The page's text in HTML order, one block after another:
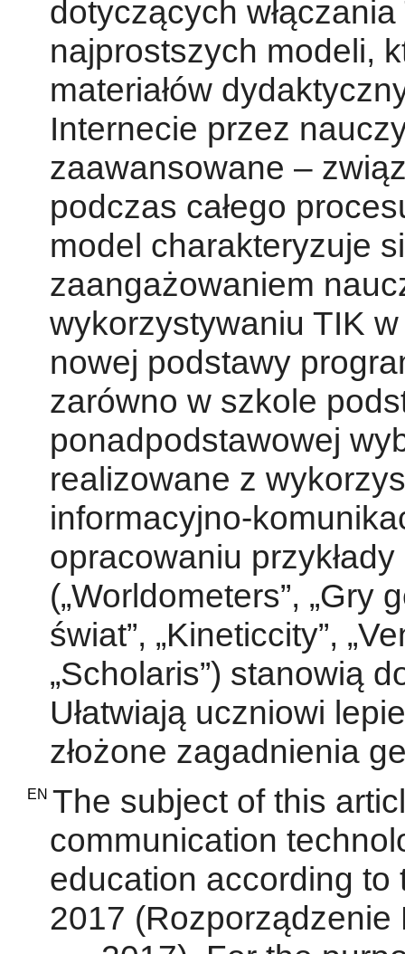
dotyczących
najprostszych modeli,
materiałów
Internecie przez
zaawansowane –
podczas całego
model charakteryzuje
zaangażowaniem
wykorzystywaniu TIK
nowej podstawy
zarówno w szkole
ponadpodstawowej
realizowane z
informacyjno-
opracowaniu
(„Worldometers”,
świat”, „Kineticcity”,
„Scholaris”) stanowią
Ułatwiają uczniowi
złożone zagadnienia
EN The subject of this
communication
education according to
2017